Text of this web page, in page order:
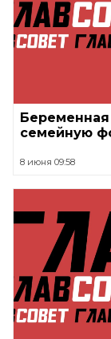
Беременная
семейную
8 июня 09:58